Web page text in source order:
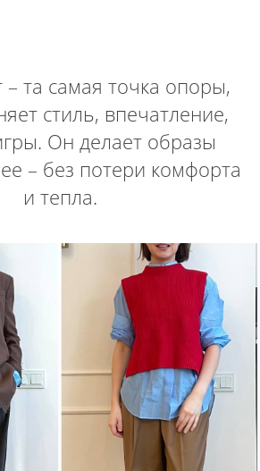
– та самая точка опоры,
стиль, впечатление,
Он делает образы
– без потери комфорта
и тепла.